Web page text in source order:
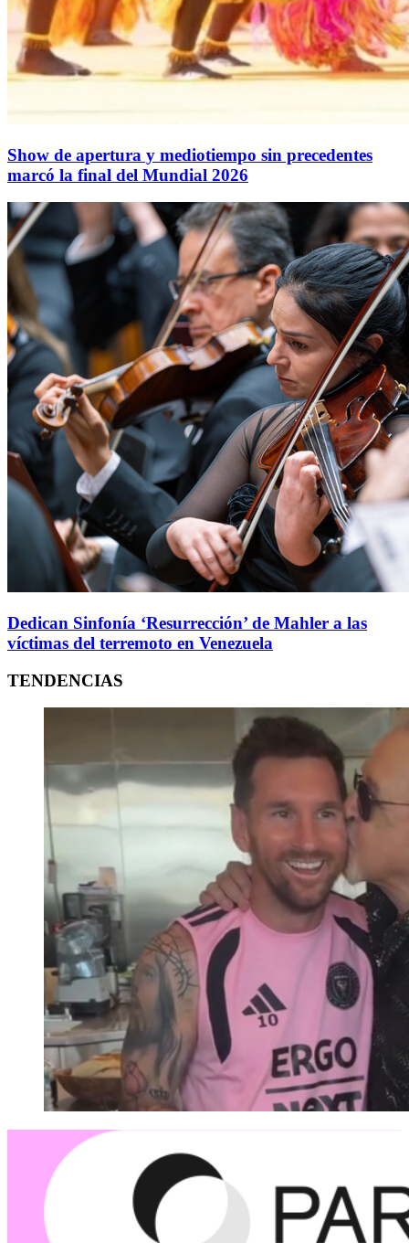
Show de apertura y mediotiempo sin precedentes
marcó la final del Mundial 2026
Dedican Sinfonía ‘Resurrección’ de Mahler a las
víctimas del terremoto en Venezuela
TENDENCIAS